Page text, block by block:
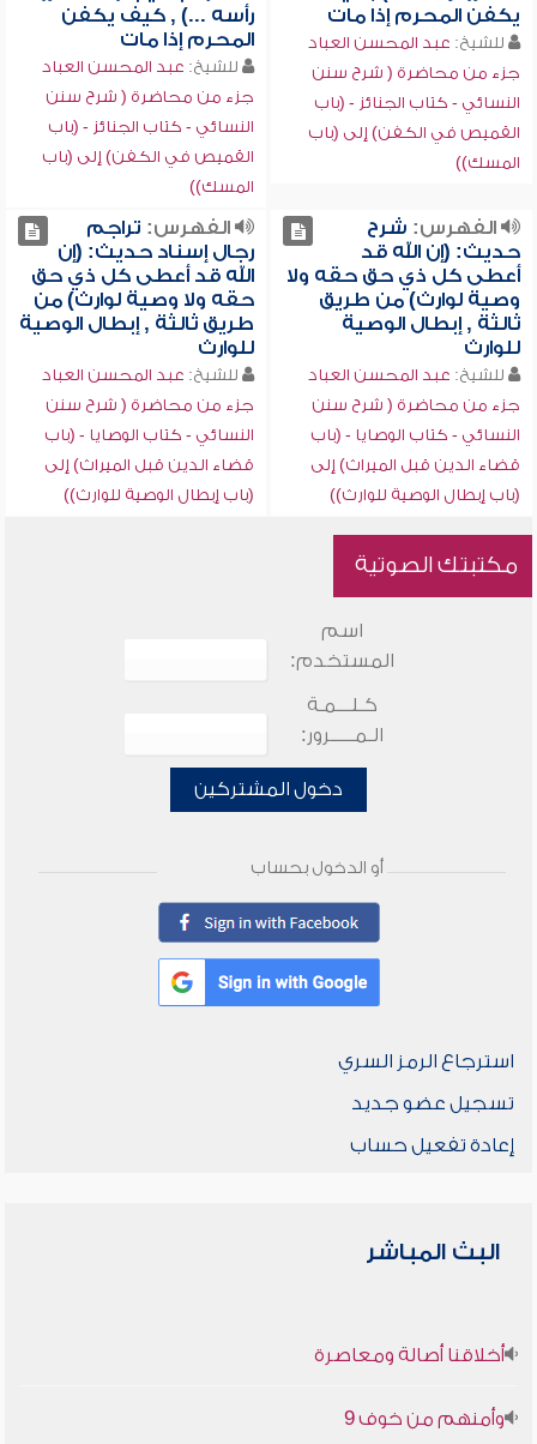
يكفن المحرم إذا مات
للشيخ: عبد المحسن العباد
جزء من محاضرة ( شرح سنن
النسائي - كتاب الجنائز - (باب
القميص في الكفن) إلى (باب
المسك))
رأسه ...) , كيف يكفن
المحرم إذا مات
للشيخ: عبد المحسن العباد
جزء من محاضرة ( شرح سنن
النسائي - كتاب الجنائز - (باب
القميص في الكفن) إلى (باب
المسك))
الفهرس: شرح
حديث: (إن الله قد
أعطى كل ذي حق حقه ولا
وصية لوارث) من طريق
ثالثة , إبطال الوصية
للوارث
للشيخ: عبد المحسن العباد
جزء من محاضرة ( شرح سنن
النسائي - كتاب الوصايا - (باب
قضاء الدين قبل الميراث) إلى
(باب إبطال الوصية للوارث))
الفهرس: تراجم
رجال إسناد حديث: (إن
الله قد أعطى كل ذي حق
حقه ولا وصية لوارث) من
طريق ثالثة , إبطال الوصية
للوارث
للشيخ: عبد المحسن العباد
جزء من محاضرة ( شرح سنن
النسائي - كتاب الوصايا - (باب
قضاء الدين قبل الميراث) إلى
(باب إبطال الوصية للوارث))
مكتبتك الصوتية
اسم
المستخدم:
كـلـــمـة
الـمـــــرور:
دخول المشتركين
أو الدخول بحساب
استرجاع الرمز السري
تسجيل عضو جديد
إعادة تفعيل حساب
البث المباشر
أخلاقنا أصالة ومعاصرة
وأمنهم من خوف 9